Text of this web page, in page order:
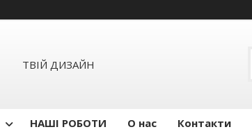
ТВІЙ ДИЗАЙН
НАШІ РОБОТИ О нас Контакти